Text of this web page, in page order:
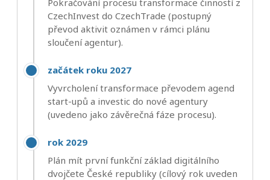
CzechInvest do CzechTrade (postupný
převod aktivit oznámen v rámci plánu
sloučení agentur).
začátek roku 2027
Vyvrcholení transformace převodem agend
start-upů a investic do nové agentury
(uvedeno jako závěrečná fáze procesu).
rok 2029
Plán mít první funkční základ digitálního
dvojčete České republiky (cílový rok uveden